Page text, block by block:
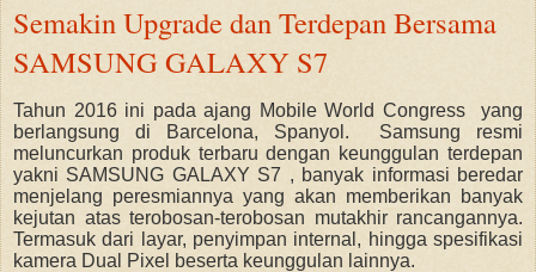
Semakin Upgrade dan Terdepan Bersama
SAMSUNG GALAXY S7
Tahun 2016 ini pada ajang Mobile World Congress
yang
berlangsung di Barcelona, Spanyol.
Samsung resmi
meluncurkan produk terbaru dengan keunggulan terdepan
yakni SAMSUNG GALAXY S7 , banyak informasi beredar
menjelang peresmiannya yang akan memberikan banyak
kejutan atas terobosan-terobosan mutakhir rancangannya.
Termasuk dari layar, penyimpan internal, hingga spesifikasi
kamera Dual Pixel beserta keunggulan lainnya.